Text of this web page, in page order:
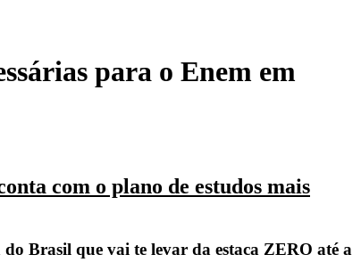
para o Enem em
com o plano de estudos mais
Brasil que vai te levar da estaca ZERO até a